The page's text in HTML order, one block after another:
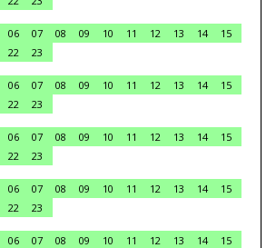
06 07 08 09 10 11 12 13 14
15
22
23
06 07 08 09 10 11 12 13 14
15
22
23
06 07 08 09 10 11 12 13 14
15
22
23
06 07 08 09 10 11 12 13 14
15
22
23
06 07 08 09 10 11 12 13 14
15